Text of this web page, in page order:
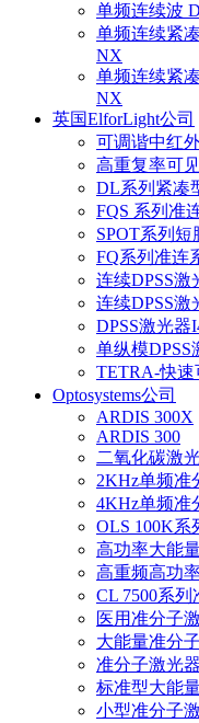
单频连续波
单频连续紧
NX
单频连续紧
NX
英国ElforLight公司
可调谐中红
高重复率可
DL系列紧凑
FQS 系列准
SPOT系列短
FQ系列准连
连续DPSS激
连续DPSS激
DPSS激光器
单纵模DPSS
TETRA-快速
Optosystems公司
ARDIS 300X
ARDIS 300
二氧化碳激
2KHz单频准
4KHz单频准
OLS 100K系
高功率大能
高重频高功
CL 7500系
医用准分子
大能量准分
准分子激光
标准型大能
小型准分子